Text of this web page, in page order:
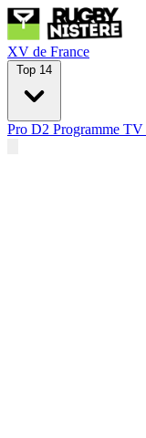
XV de France
Top 14
Pro D2 Programme TV